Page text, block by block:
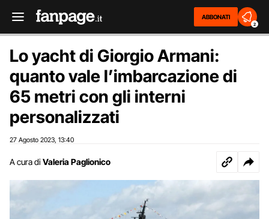
ABBONATI
2
Lo yacht di Giorgio Armani:
quanto vale l’imbarcazione di
65 metri con gli interni
personalizzati
27 Agosto 2023 13:40
A cura di Valeria Paglionico